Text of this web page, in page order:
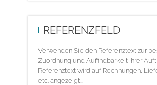
REFERENZFELD
Verwenden Sie den Referenztext zur
Zuordnung und Auffindbarkeit Ihrer
Referenztext wird auf Rechnungen,
etc. angezeigt...